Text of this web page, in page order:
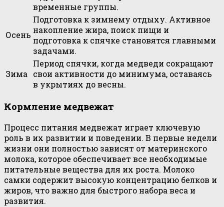
временные группы.
Осень
Подготовка к зимнему отдыху. Активное
накопление жира, поиск пищи и
подготовка к спячке становятся главными
задачами.
Зима
Период спячки, когда медведи сокращают
свои активности до минимума, оставаясь
в укрытиях до весны.
Кормление медвежат
Процесс питания медвежат играет ключевую
роль в их развитии и поведении. В первые недели
жизни они полностью зависят от материнского
молока, которое обеспечивает все необходимые
питательные вещества для их роста. Молоко
самки содержит высокую концентрацию белков и
жиров, что важно для быстрого набора веса и
развития.